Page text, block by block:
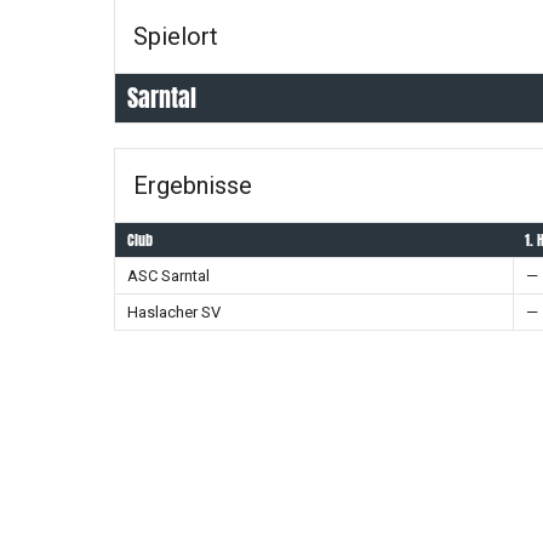
Spielort
Sarntal
Ergebnisse
Club 1.
ASC Sarntal —
Haslacher SV
—